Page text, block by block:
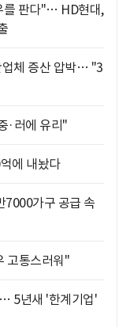
를 판다"… HD현대,
업체 증산 압박… "3
·러에 유리"
에 내놨다
7000가구 공급 속
고통스러워"
5년새 '한계기업'